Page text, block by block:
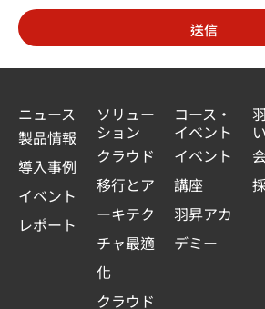
d
S
t
t
e
s
+
送信
ニュース
製品情報
導入事例
イベント
レポート
ソリュー
ション
クラウド
移行とア
ーキテク
チャ最適
化
クラウド
コース・
イベント
イベント
講座
羽昇アカ
デミー